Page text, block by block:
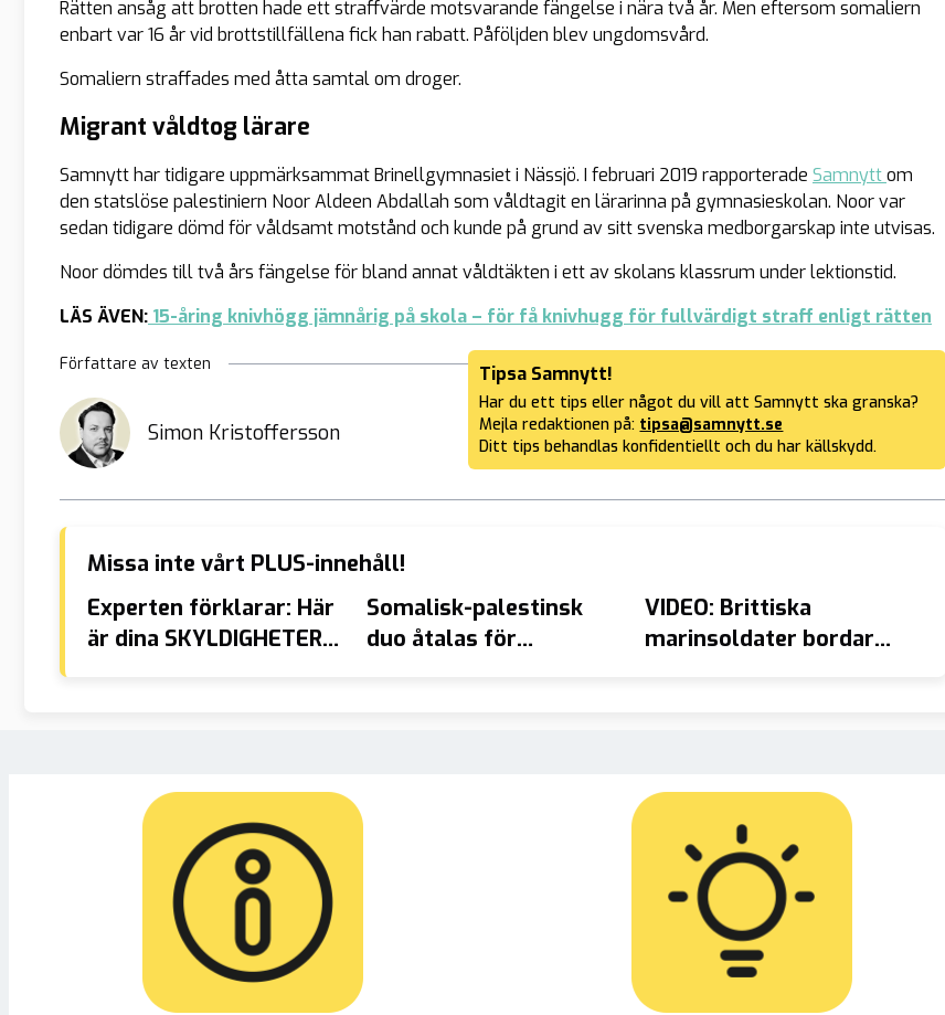
Rätten ansåg att brotten hade ett straffvärde motsvarande fängelse i nära två år. Men eftersom somaliern
enbart var 16 år vid brottstillfällena fick han rabatt. Påföljden blev ungdomsvård.
Somaliern straffades med åtta samtal om droger.
Migrant våldtog lärare
Samnytt har tidigare uppmärksammat Brinellgymnasiet i Nässjö. I februari 2019 rapporterade Samnyttom
den statslöse palestiniern Noor Aldeen Abdallah som våldtagit en lärarinna på gymnasieskolan. Noor var
sedan tidigare dömd för våldsamt motstånd och kunde på grund av sitt svenska medborgarskap inte utvisas.
Noor dömdes till två års fängelse för bland annat våldtäkten i ett av skolans klassrum under lektionstid.
LÄS ÄVEN: 15-åring knivhögg jämnårig på skola – för få knivhugg för fullvärdigt straff enligt rätten
Författare av texten
Simon Kristoffersson
Tipsa Samnytt!
Har du ett tips eller något du vill att Samnytt ska granska?
Mejla redaktionen på: tipsa@samnytt.se
Ditt tips behandlas konfidentiellt och du har källskydd.
Missa inte vårt PLUS-innehåll!
Experten förklarar: Här
är dina SKYLDIGHETER
Somalisk-palestinsk
duo åtalas för
VIDEO: Brittiska
marinsoldater bordar